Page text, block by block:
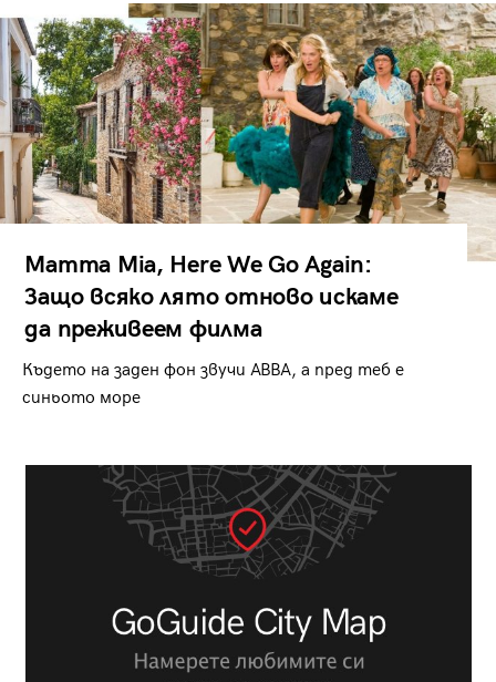
Mamma Mia, Here We Go Again:
Защо всяко лято отново искаме
да преживеем филма
Където на заден фон звучи ABBA, а пред теб е
синьото море